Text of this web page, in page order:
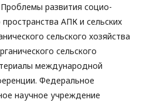
развития социо-
АПК и сельских
сельского хозяйства
сельского
международной
Федеральное
научное учреждение